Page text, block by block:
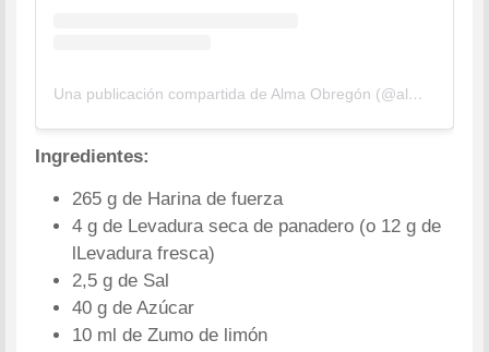
Una publicación compartida de Alma Obregón (@alma_cupcakes)
Ingredientes:
265 g de Harina de fuerza
4 g de Levadura seca de panadero (o 12 g de
lLevadura fresca)
2,5 g de Sal
40 g de Azúcar
10 ml de Zumo de limón